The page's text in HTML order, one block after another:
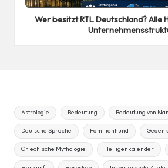
in
Wer besitzt RTL Deutschland? Alle
Astrologie Bedeutung Bedeutung von
Deutsche Sprache Familienhund
Griechische Mythologie Heiligenkalender